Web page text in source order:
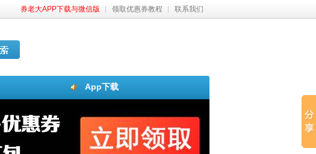
券老大APP下载与微信版 领取优惠券教程 联系我们
App下载